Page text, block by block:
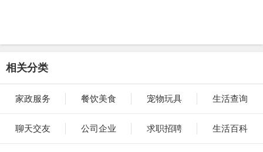
相关分类
家政服务 餐饮美食 宠物玩具 生活查询
聊天交友 公司企业 求职招聘 生活百科